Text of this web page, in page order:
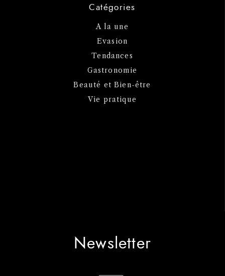
Catégories
A la une
Evasion
Tendances
Gastronomie
Beauté et Bien-être
Vie pratique
Newsletter